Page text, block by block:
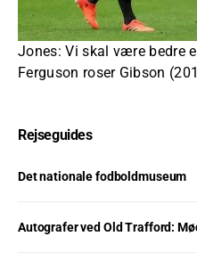
Jones: Vi skal være bedre
Ferguson roser Gibson
Rejseguides
Det nationale fodboldmuseum
Autografer ved Old Trafford: